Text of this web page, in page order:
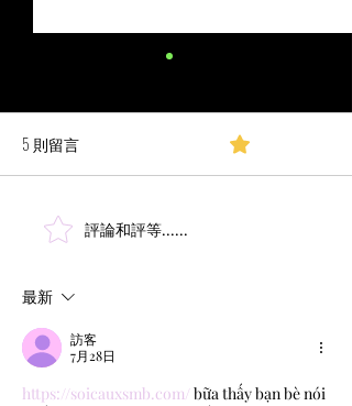
古典管弦樂團的多麥克風
5 則留言
評論和評等......
最新
訪客
7月28日
https://soicauxsmb.com/ bữa thấy bạn bè nói